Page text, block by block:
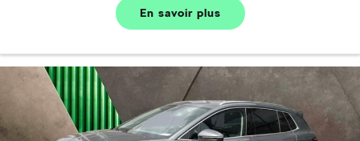
En savoir plus